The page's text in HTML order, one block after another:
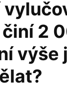
2
výše